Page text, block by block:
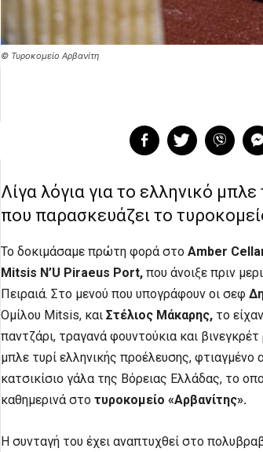
© Τυροκομείο Αρβανίτη
Λίγα λόγια για το ελληνικό
που παρασκευάζει το
Το δοκιμάσαμε πρώτη φορά στο Amber
Mitsis N’U Piraeus Port, που άνοιξε πριν
Πειραιά. Στο μενού που υπογράφουν οι σεφ
Ομίλου Mitsis, και Στέλιος Μάκαρης, το
παντζάρι, τραγανά φουντούκια και
μπλε τυρί ελληνικής προέλευσης, φτιαγμένο
κατσικίσιο γάλα της Βόρειας Ελλάδας, το
καθημερινά στο τυροκομείο «Αρβανίτης».
Η συνταγή του έχει αναπτυχθεί στο